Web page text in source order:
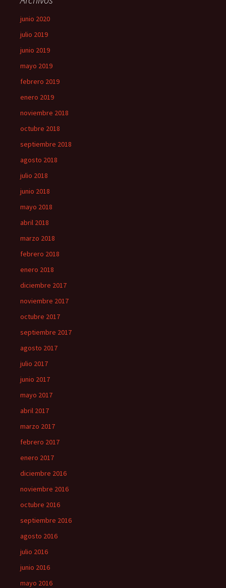
junio 2020
julio 2019
junio 2019
mayo 2019
febrero 2019
enero 2019
noviembre 2018
octubre 2018
septiembre 2018
agosto 2018
julio 2018
junio 2018
mayo 2018
abril 2018
marzo 2018
febrero 2018
enero 2018
diciembre 2017
noviembre 2017
octubre 2017
septiembre 2017
agosto 2017
julio 2017
junio 2017
mayo 2017
abril 2017
marzo 2017
febrero 2017
enero 2017
diciembre 2016
noviembre 2016
octubre 2016
septiembre 2016
agosto 2016
julio 2016
junio 2016
mayo 2016